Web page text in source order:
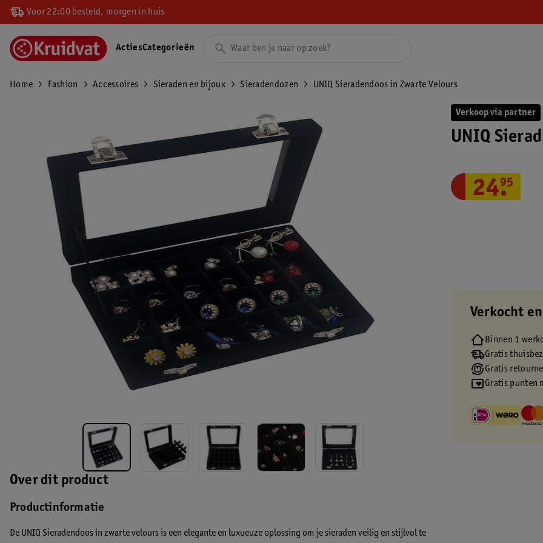
Voor 22:00 besteld, morgen in huis
ActiesCategorieën
Home Fashion Accessoires Sieraden en bijoux Sieradendozen UNIQ Sieradendoos in Zwarte Velours
Over dit product
Productinformatie
De UNIQ Sieradendoos in zwarte veloursis een elegante en luxueuze oplossing om je sieraden veilig en stijlvol te
Verkoop via partner
UNIQ
24.
95
Verkocht
Binnen 1
Gratis
Gratis
Gratis punten